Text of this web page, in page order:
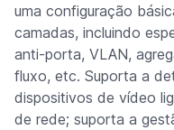
uma configuração
camadas, incluindo
anti-porta, VLAN,
fluxo, etc. Suporta a
dispositivos de vídeo
de rede; suporta a